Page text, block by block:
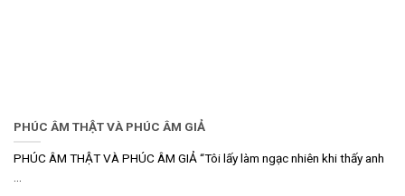
PHÚC ÂM THẬT VÀ PHÚC ÂM GIẢ
PHÚC ÂM THẬT VÀ PHÚC ÂM GIẢ “Tôi lấy làm ngạc nhiên khi thấy anh